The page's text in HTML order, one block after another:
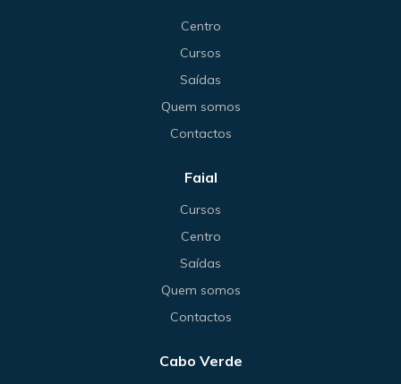
Centro
Cursos
Saídas
Quem somos
Contactos
Faial
Cursos
Centro
Saídas
Quem somos
Contactos
Cabo Verde